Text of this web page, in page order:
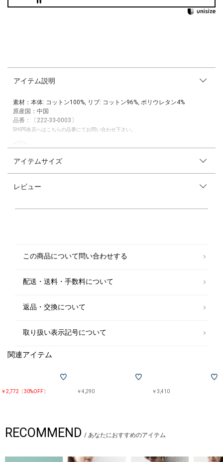
アイテム説明
素材：本体: コットン100%, リブ: コットン96%, ポリウレタン4%
原産国：中国
品番：〔222-33-0003〕
SHIPS各店へはこちらの品番にてお問い合わせ下さい。
柄を使用したTシャツ
でのリンクコーデも楽しめます。
KIDS品番：232-32-0011
※モールサイトによって(ハイフン/-)抜きでの品番表記となります。
※過度な力や摩擦が加わると、縫い目の滑脱、生地の擦り切れや破れ、生
取り扱いください。
※画像の商品はサンプルです。
実際の商品と仕様、加工、サイズが若干異なる場合がございます。
※こちらの商品はアウトレットのオリジナルレーベル商品です。
店舗へお問合せの際は、全国のSHIPS OUTLET各店までお願いいたしま
□SHIPS Colors
ュアルからビジネスまでのアイテムをリーズナブルなプライスで構成した
アイテムサイズ
レビュー
この商品について問い合わせする
配送・送料・手数料について
返品・交換について
取り扱い表示記号について
関連アイテム
￥2,772〔30%OFF〕 ￥4,290 ￥3,410
RECOMMEND / あなたにおすすめのアイテム